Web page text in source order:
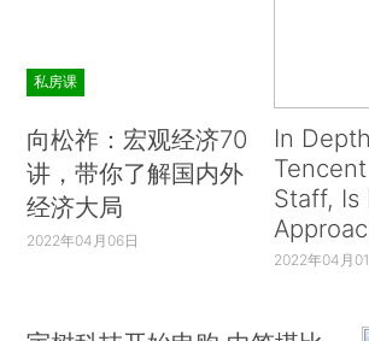
私房课
向松祚：宏观经济70
讲，带你了解国内外
经济大局
2022年04月06日
In
Staff, Is
2022年04月